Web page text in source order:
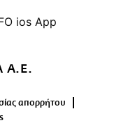
Α.Ε.
απορρήτου